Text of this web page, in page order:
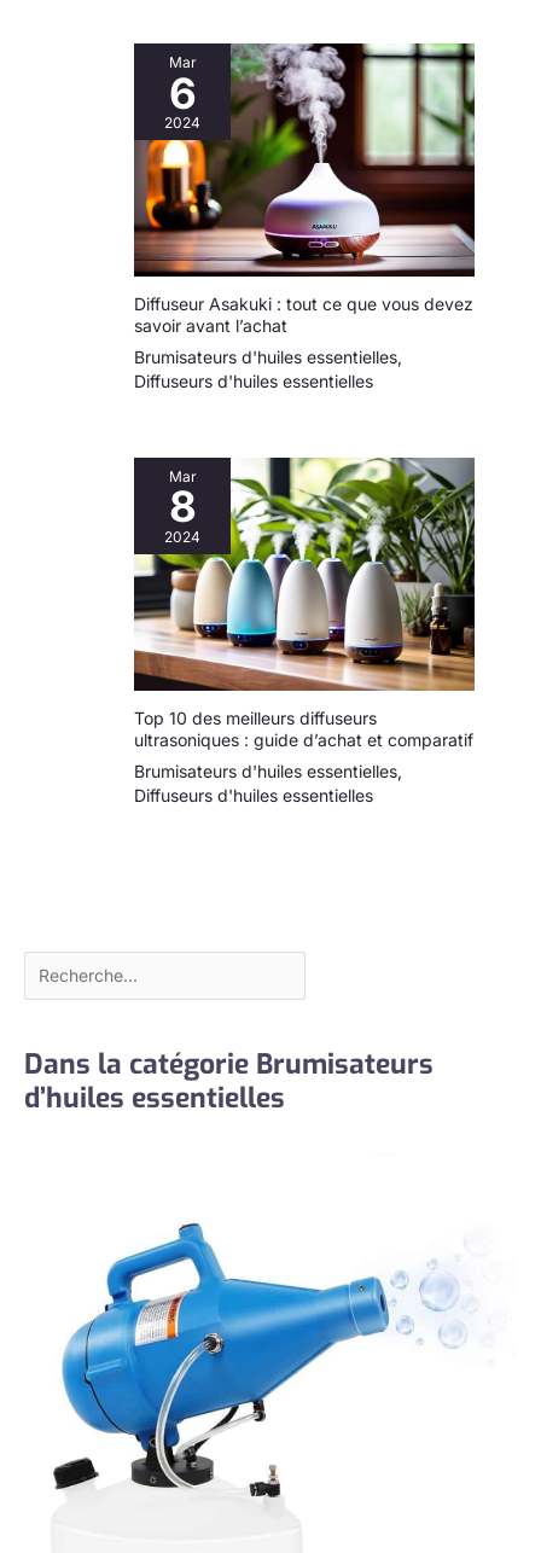
Mar
6
2024
Diffuseur Asakuki : tout ce que vous devez
savoir avant l’achat
Brumisateurs d'huiles essentielles,
Diffuseurs d'huiles essentielles
Mar
8
2024
Top 10 des meilleurs diffuseurs
ultrasoniques : guide d’achat et comparatif
Brumisateurs d'huiles essentielles,
Diffuseurs d'huiles essentielles
Dans la catégorie Brumisateurs
d’huiles essentielles